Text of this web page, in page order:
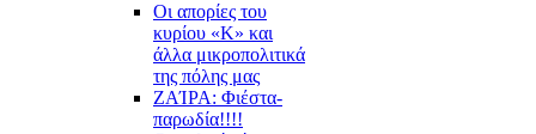
Οι απορίες του
κυρίου «Κ» και
άλλα μικροπολιτικά
της πόλης μας
ZAΊΡΑ: Φιέστα-
παρωδία!!!!